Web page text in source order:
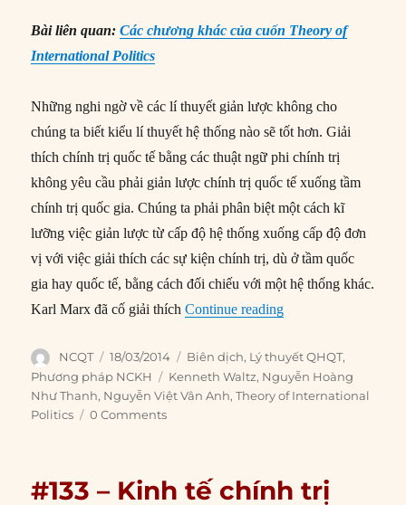
Bài liên quan:Các chương khác của cuốn Theory of
International Politics
Những nghi ngờ về các lí thuyết giản lược không cho
chúng ta biết kiểu lí thuyết hệ thống nào sẽ tốt hơn. Giải
thích chính trị quốc tế bằng các thuật ngữ phi chính trị
không yêu cầu phải giản lược chính trị quốc tế xuống tầm
chính trị quốc gia. Chúng ta phải phân biệt một cách kĩ
lưỡng việc giản lược từ cấp độ hệ thống xuống cấp độ đơn
vị với việc giải thích các sự kiện chính trị, dù ở tầm quốc
gia hay quốc tế, bằng cách đối chiếu với một hệ thống khác.
Karl Marx đã cố giải thíchContinue reading“#134 – Cách tiếp
Author
NCQT
Posted
on
18/03/2014 Categories
Biên dịch, Lý thuyết QHQT,
Phương pháp NCKH
Tags
Kenneth Waltz, Nguyễn Hoàng
Như Thanh, Nguyễn Việt Vân Anh,Theory of International
Politics
0 Comments
#133 – Kinh tế chính trị